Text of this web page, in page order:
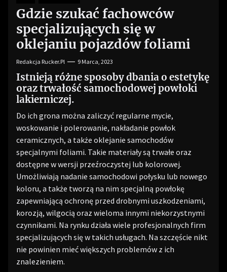
Gdzie szukać fachowców
specjalizujących się w
oklejaniu pojazdów foliami
Redakcja Rucker.pl 9 Marca, 2023
Istnieją różne sposoby dbania o estetykę
oraz trwałość samochodowej powłoki
lakierniczej.
Do ich grona można zaliczyć regularne mycie,
woskowanie i polerowanie, nakładanie powłok
ceramicznych, a także oklejanie samochodów
specjalnymi foliami. Takie materiały są trwałe oraz
dostępne w wersji przeźroczystej lub kolorowej.
Umożliwiają nadanie samochodowi połysku lub nowego
koloru, a także tworzą na nim specjalną powłokę
zapewniającą ochronę przed drobnymi uszkodzeniami,
korozją, wilgocią oraz wieloma innymi niekorzystnymi
czynnikami. Na rynku działa wiele profesjonalnych firm
specjalizujących się w takich usługach. Na szczęście nikt
nie powinien mieć większych problemów z ich
znalezieniem.